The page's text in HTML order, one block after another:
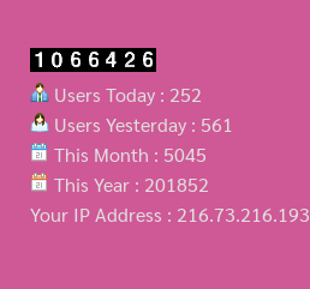
Users Today : 252
Users Yesterday : 561
This Month : 5045
This Year : 201852
Your IP Address : 216.73.216.193